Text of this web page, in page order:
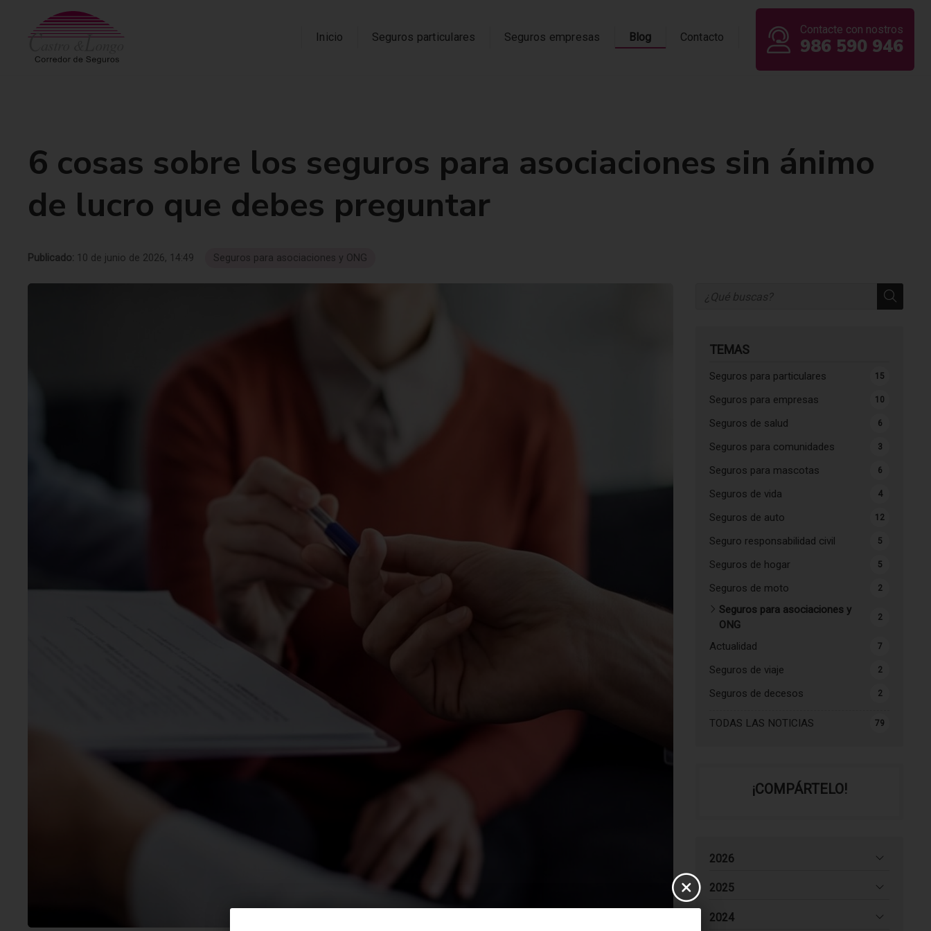
Inicio Seguros particulares Seguros empresas Blog Contacto
Contacte con nostros
986 590 946
6 cosas sobre los seguros para asociaciones sin ánimo
de lucro que debes preguntar
Publicado: 10 de junio de 2026, 14:49 Seguros para asociaciones y ONG
TEMAS
TODAS LAS NOTICIAS 79
Seguros para particulares 15
Seguros para empresas 10
Seguros de salud 6
Seguros para comunidades 3
Seguros para mascotas 6
Seguros de vida 4
Seguros de auto 12
Seguro responsabilidad civil 5
Seguros de hogar 5
Seguros de moto 2
Seguros para asociaciones y
ONG
2
Actualidad 7
Seguros de viaje 2
Seguros de decesos 2
¡COMPÁRTELO!
2026
2025
2024